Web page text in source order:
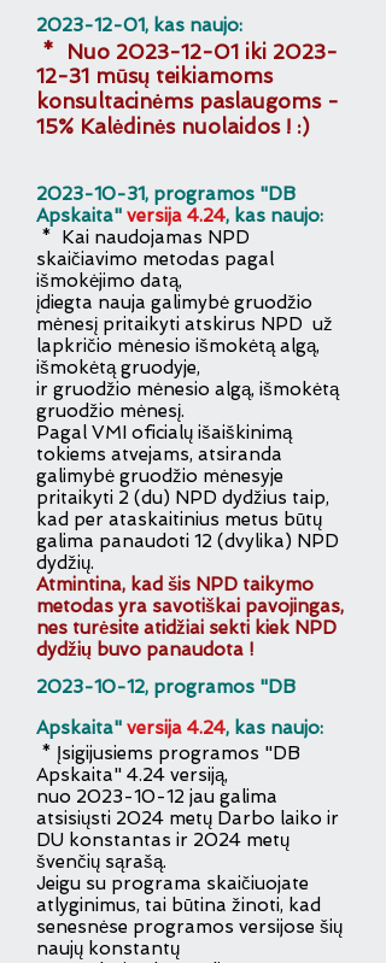
2023-12-01, kas naujo:
* Nuo 2023-12-01 iki 2023-
12-31 mūsų teikiamoms
konsultacinėms paslaugoms -
15% Kalėdinės nuolaidos ! :)
2023-10-31, programos "DB
Apskaita" versija 4.24, kas naujo:
* Kai naudojamas NPD
skaičiavimo metodas pagal
išmokėjimo datą,
įdiegta nauja galimybė gruodžio
mėnesį pritaikyti atskirus NPD už
lapkričio mėnesio išmokėtą algą,
išmokėtą gruodyje,
ir gruodžio mėnesio algą, išmokėtą
gruodžio mėnesį.
Pagal VMI oficialų išaiškinimą
tokiems atvejams, atsiranda
galimybė gruodžio mėnesyje
pritaikyti 2 (du) NPD dydžius taip,
kad per ataskaitinius metus būtų
galima panaudoti 12 (dvylika) NPD
dydžių.
Atmintina, kad šis NPD taikymo
metodas yra savotiškai pavojingas,
nes turėsite atidžiai sekti kiek NPD
dydžių buvo panaudota !
2023-10-12, programos "DB
Apskaita" versija 4.24, kas naujo:
* Įsigijusiems programos "DB
Apskaita" 4.24 versiją,
nuo 2023-10-12 jau galima
atsisiųsti 2024 metų Darbo laiko ir
DU konstantas ir 2024 metų
švenčių sąrašą.
Jeigu su programa skaičiuojate
atlyginimus, tai būtina žinoti, kad
senesnėse programos versijose šių
naujų konstantų